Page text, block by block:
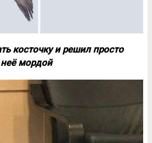
косточку и решил просто
мордой